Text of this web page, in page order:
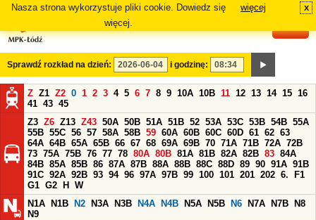
Nasza strona wykorzystuje pliki cookie. Dowiedz się
więcej.
więcej x
Sprawdź rozkład na dzień: i godzinę:
Z Z1 Z2 0 1 2 3 4 5 6 7 8 9 10A 10B 11 12 13 14 15 16
41 43 45
Z3 Z6 Z13 Z43 50A 50B 51A 51B 52 53A 53C 53B 54B 55A
55B 55C 56 57 58A 58B 59 60A 60B 60C 60D 61 62 63
64A 64B 65A 65B 66 67 68 69A 69B 70 71A 71B 72A 72B
73 75A 75B 76 77 78 80A 80B 81A 81B 82A 82B 83 84A
84B 85A 85B 86 87A 87B 88A 88B 88C 88D 89 90 91A 91B
91C 92A 92B 93 94 96 97A 97B 99 100 101 201 202 6.
F1
G1 G2 H
W
N1A
N1B N2 N3A N3B N4A N4B N5A N5B N6 N7A N7B
N8
N9